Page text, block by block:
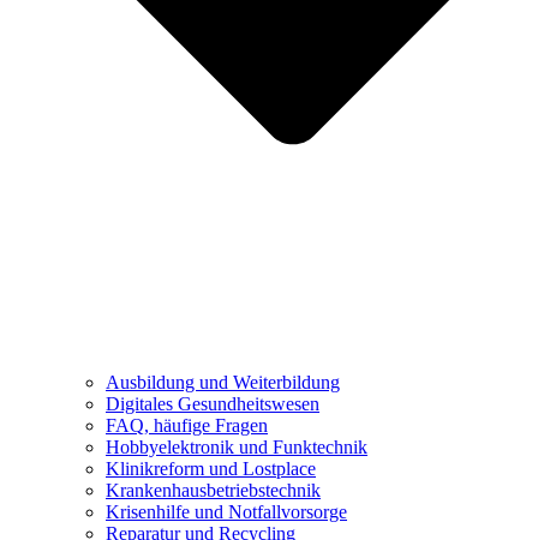
Ausbildung und Weiterbildung
Digitales Gesundheitswesen
FAQ, häufige Fragen
Hobbyelektronik und Funktechnik
Klinikreform und Lostplace
Krankenhausbetriebstechnik
Krisenhilfe und Notfallvorsorge
Reparatur und Recycling